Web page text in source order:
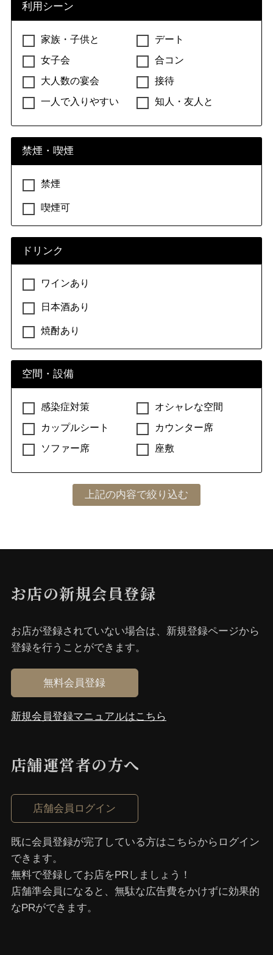
利用シーン
家族・子供と
デート
女子会
合コン
大人数の宴会
接待
一人で入りやすい
知人・友人と
禁煙・喫煙
禁煙
喫煙可
ドリンク
ワインあり
日本酒あり
焼酎あり
空間・設備
感染症対策
オシャレな空間
カップルシート
カウンター席
ソファー席
座敷
お店の新規会員登録
お店が登録されていない場合は、新規登録ページから
登録を⾏うことができます。
無料会員登録
新規会員登録マニュアルはこちら
店舗運営者の⽅へ
店舗会員ログイン
既に会員登録が完了している⽅はこちらからログイン
できます。
無料で登録してお店をPRしましょう！
店舗準会員になると、無駄な広告費をかけずに効果的
なPRができます。